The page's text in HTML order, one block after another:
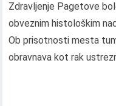
Zdravljenje Pagetove
obveznim histološkim
Ob prisotnosti mesta
obravnava kot rak